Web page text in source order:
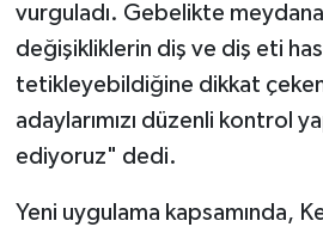
vurguladı. Gebelikte
değişikliklerin diş ve diş eti
tetikleyebildiğine dikkat
adaylarımızı düzenli kontrol
ediyoruz" dedi.
Yeni uygulama kapsamında,